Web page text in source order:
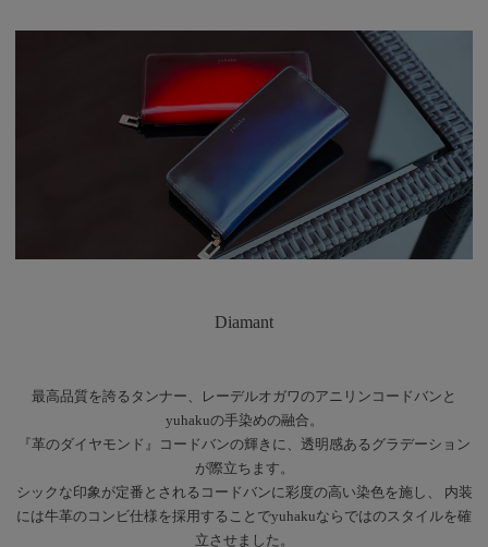
Diamant
最高品質を誇るタンナー、レーデルオガワのアニリンコードバンと
yuhakuの手染めの融合。
『革のダイヤモンド』コードバンの輝きに、透明感あるグラデーション
が際立ちます。
シックな印象が定番とされるコードバンに彩度の高い染色を施し、 内装
には牛革のコンビ仕様を採用することでyuhakuならではのスタイルを確
立させました。